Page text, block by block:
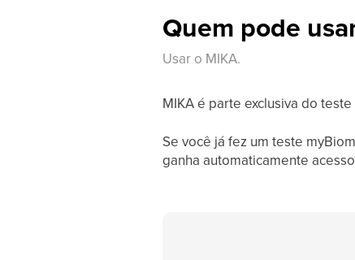
Quem pode
Usar o MIKA.
MIKA é parte exclusiva do
Se você já fez um teste
ganha automaticamente